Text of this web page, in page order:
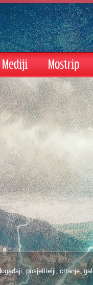
Mediji Mostrip
posjetitelji, crtanje,